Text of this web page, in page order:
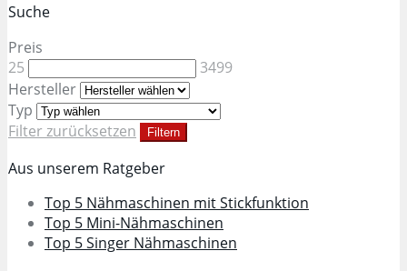
Suche
Preis
25
3499
Hersteller
Typ
Filter zurücksetzen
Filtern
Aus unserem Ratgeber
Top 5 Nähmaschinen mit Stickfunktion
Top 5 Mini-Nähmaschinen
Top 5 Singer Nähmaschinen